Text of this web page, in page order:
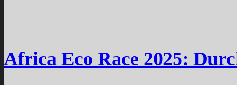
Africa Eco Race 2025: